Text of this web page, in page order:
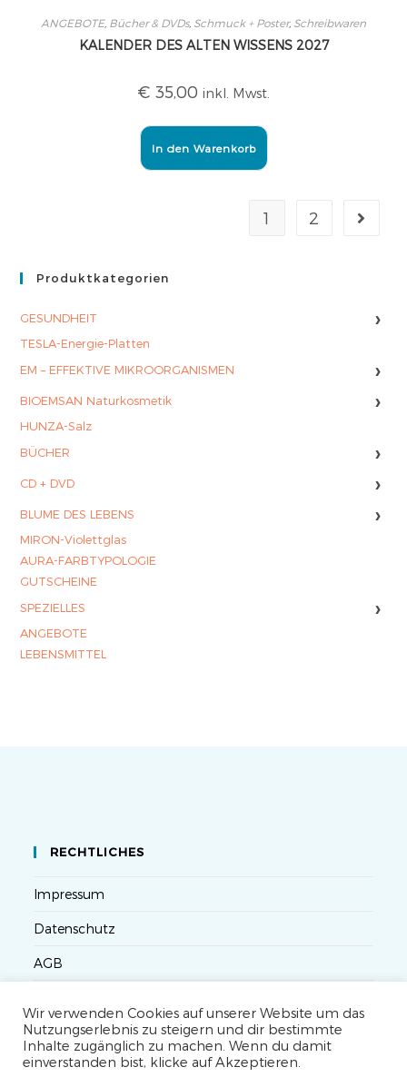
ANGEBOTE, Bücher & DVDs, Schmuck + Poster, Schreibwaren
KALENDER DES ALTEN WISSENS 2027
€ 35,00 inkl. Mwst.
In den Warenkorb
1 2
Produktkategorien
GESUNDHEIT ›
TESLA-Energie-Platten
EM – EFFEKTIVE MIKROORGANISMEN
›
BIOEMSAN Naturkosmetik ›
HUNZA-Salz
BÜCHER
›
CD + DVD ›
BLUME DES LEBENS ›
MIRON-Violettglas
AURA-FARBTYPOLOGIE
GUTSCHEINE
SPEZIELLES
›
ANGEBOTE
LEBENSMITTEL
RECHTLICHES
Impressum
Datenschutz
AGB
Widerruf
Seminarteilnahme- und Storno-Bedingungen
Wir verwenden Cookies auf unserer Website um das
Nutzungserlebnis zu steigern und dir bestimmte
Inhalte zugänglich zu machen. Wenn du damit
einverstanden bist, klicke auf Akzeptieren.